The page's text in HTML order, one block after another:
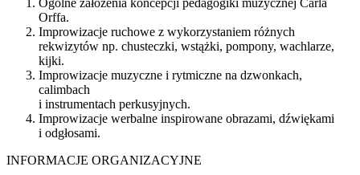
Orffa.
Improwizacje ruchowe z wykorzystaniem różnych
rekwizytów np. chusteczki, wstążki, pompony, wachlarze,
kijki.
Improwizacje muzyczne i rytmiczne na dzwonkach,
calimbach
i instrumentach perkusyjnych.
Improwizacje werbalne inspirowane obrazami, dźwiękami
i odgłosami.
INFORMACJE ORGANIZACYJNE